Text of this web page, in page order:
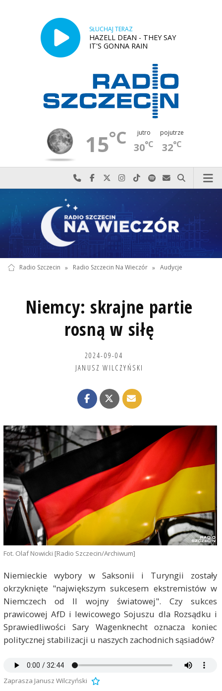
SŁUCHAJ TERAZ
HAZELL DEAN - THEY SAY
IT'S GONNA RAIN
15°C jutro
30°C
pojutrze
32°C
Najlepiej po prostu do nas zadzwoń
Odwiedź nas na Facebook-u
Odwiedź nas na X
Odwiedź nas na Instagram-ie
Odwiedź nas na TikTok-u
Szukaj nas na Spotify
Wyślij do nas
Szukaj
Radio Szczecin » Radio Szczecin Na Wieczór » Audycje
Niemcy: skrajne partie
rosną w siłę
2024-09-04
JANUSZ WILCZYŃSKI
Fot. Olaf Nowicki [Radio Szczecin/Archiwum]
Niemieckie wybory w Saksonii i Turyngii zostały
okrzyknięte "największym sukcesem ekstremistów w
Niemczech od II wojny światowej". Czy sukces
prawicowej AfD i lewicowego Sojuszu dla Rozsądku i
Sprawiedliwości Sary Wagenknecht oznacza koniec
politycznej stabilizacji u naszych zachodnich sąsiadów?
Zaprasza Janusz Wilczyński